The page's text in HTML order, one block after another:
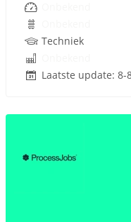
Techniek
Laatste update: 8-